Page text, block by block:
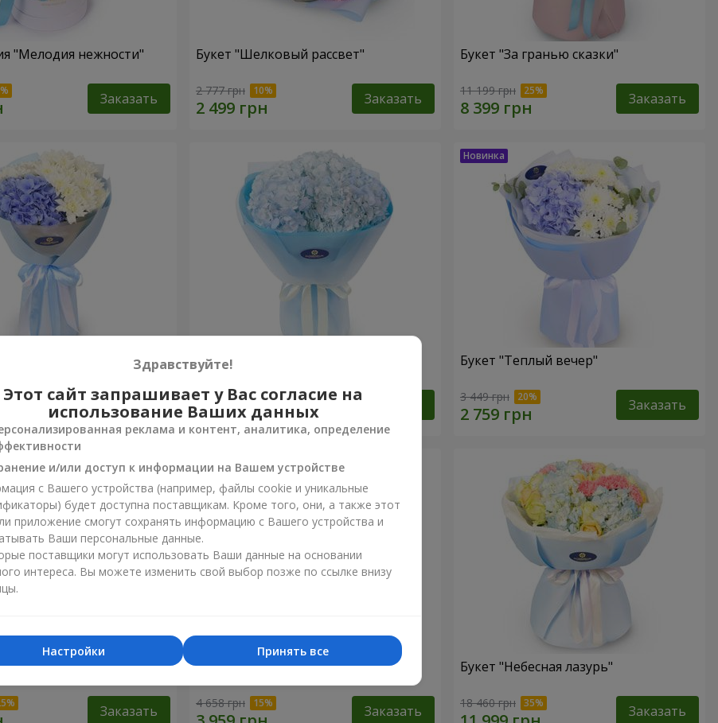
"Мелодия нежности"
Заказать
Букет "Шелковый рассвет"
2 777 грн Заказать
Букет "За гранью сказки"
11 199 грн Заказать
моя"
Заказать
Букет "Blue ball"
10 570 грн
Букет "Теплый вечер"
3 449 грн Заказать
синевы"
Заказать
Букет "Утро"
4 658 грн Заказать
Букет "Небесная лазурь"
18 460 грн Заказать
Здравствуйте!
Этот сайт запрашивает у Вас согласие на
использование Ваших данных
реклама и контент, аналитика, определение
и/или доступ к информации на Вашем устройстве
с Вашего устройства (например, файлы cookie и уникальные
будет доступна поставщикам. Кроме того, они, а также этот
приложение смогут сохранять информацию с Вашего устройства и
Ваши персональные данные.
поставщики могут использовать Ваши данные на основании
интереса. Вы можете изменить свой выбор позже по ссылке внизу
Принять все
Настройки